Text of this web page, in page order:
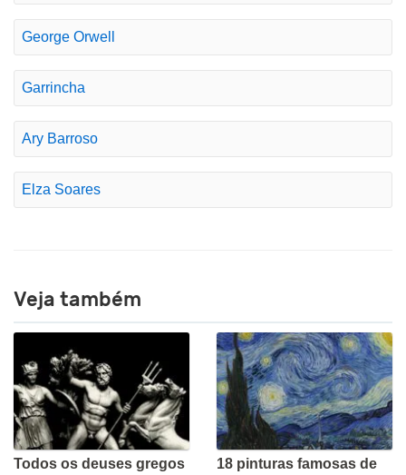
George Orwell
Garrincha
Ary Barroso
Elza Soares
Veja também
Todos os deuses gregos
18 pinturas famosas de